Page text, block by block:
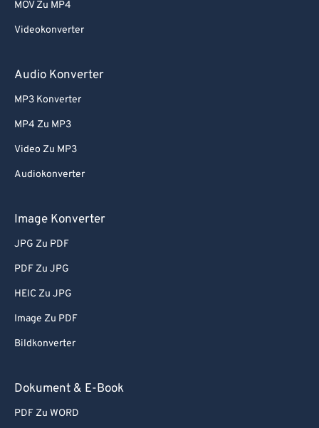
MOV Zu MP4
Videokonverter
Audio Konverter
MP3 Konverter
MP4 Zu MP3
Video Zu MP3
Audiokonverter
Image Konverter
JPG Zu PDF
PDF Zu JPG
HEIC Zu JPG
Image Zu PDF
Bildkonverter
Dokument & E-Book
PDF Zu WORD